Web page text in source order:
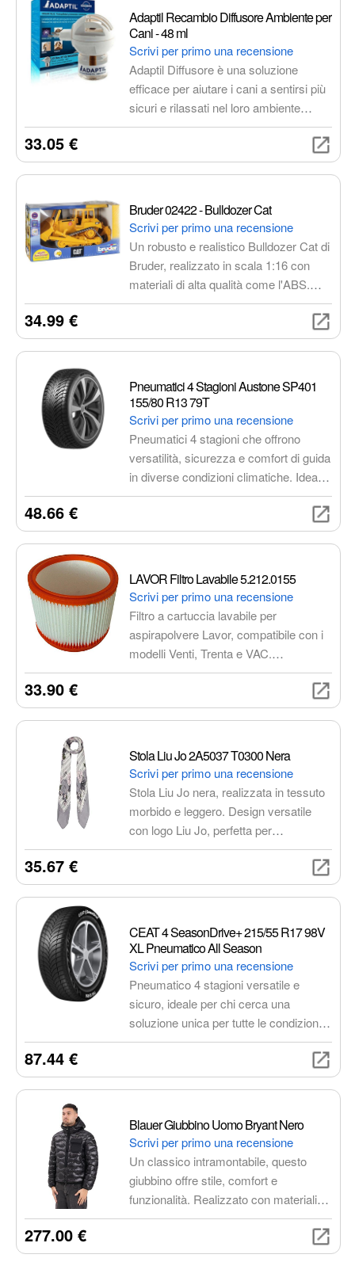
elementi strutturali per creare cornici,
lettere o forme di animali.
Adaptil Recambio Diffusore Ambiente per
Cani - 48 ml
Scrivi per primo una recensione
Adaptil Diffusore è una soluzione
efficace per aiutare i cani a sentirsi più
sicuri e rilassati nel loro ambiente
domestico. Rilascia una copia sintetica
del feromone appacificante del cane,
riducendo lo stress e l'ansia in diverse
33.05 €
Bruder 02422 - Bulldozer Cat
Scrivi per primo una recensione
Un robusto e realistico Bulldozer Cat di
Bruder, realizzato in scala 1:16 con
materiali di alta qualità come l'ABS.
Dotato di lama di sgombero regolabile,
confortevole e compatibilità con le
l'immaginazione dei giovani costruttori.
34.99 €
Pneumatici 4 Stagioni Austone SP401
155/80 R13 79T
Scrivi per primo una recensione
Pneumatici 4 stagioni che offrono
versatilità, sicurezza e comfort di guida
in diverse condizioni climatiche. Ideali
per chi cerca una soluzione affidabile
cambio gomme stagionale.
48.66 €
LAVOR Filtro Lavabile 5.212.0155
Scrivi per primo una recensione
Filtro a cartuccia lavabile per
aspirapolvere Lavor, compatibile con i
modelli Venti, Trenta e VAC.
Garantisce un'efficienza di filtraggio
pari al 99,95% ed è facile da installare
e pulire.
33.90 €
Stola Liu Jo 2A5037 T0300 Nera
Scrivi per primo una recensione
Stola Liu Jo nera, realizzata in tessuto
morbido e leggero. Design versatile
con logo Liu Jo, perfetta per
aggiungere un tocco di eleganza a
35.67 €
CEAT 4 SeasonDrive+ 215/55 R17 98V
XL Pneumatico All Season
Scrivi per primo una recensione
Pneumatico 4 stagioni versatile e
sicuro, ideale per chi cerca una
soluzione unica per tutte le condizioni
climatiche. Offre prestazioni affidabili
invernali moderate. Omologato
87.44 €
Blauer Giubbino Uomo Bryant Nero
Scrivi per primo una recensione
Un classico intramontabile, questo
giubbino offre stile, comfort e
funzionalità. Realizzato con materiali di
alta qualità, è perfetto per essere
garantendo protezione dagli agenti
277.00 €